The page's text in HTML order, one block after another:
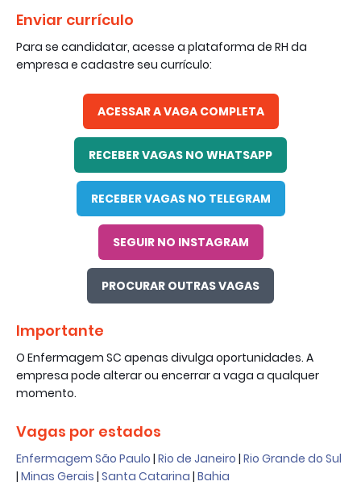
Enviar currículo
Para se candidatar, acesse a plataforma de RH da
empresa e cadastre seu currículo:
ACESSAR A VAGA COMPLETA
RECEBER VAGAS NO WHATSAPP
RECEBER VAGAS NO TELEGRAM
SEGUIR NO INSTAGRAM
PROCURAR OUTRAS VAGAS
Importante
O Enfermagem SC apenas divulga oportunidades. A
empresa pode alterar ou encerrar a vaga a qualquer
momento.
Vagas por estados
Enfermagem São Paulo | Rio de Janeiro | Rio Grande do Sul
| Minas Gerais | Santa Catarina | Bahia